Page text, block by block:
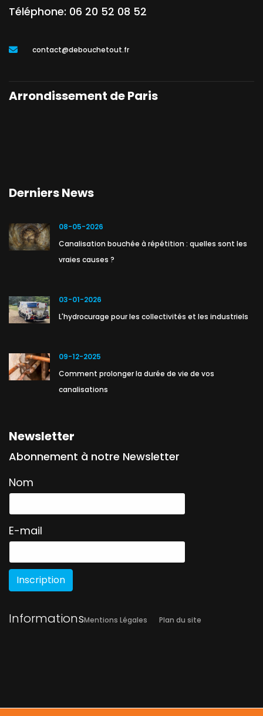
Téléphone: 06 20 52 08 52
contact@debouchetout.fr
Arrondissement de Paris
Derniers News
08-05-2026
Canalisation bouchée à répétition : quelles sont les
vraies causes ?
03-01-2026
L'hydrocurage pour les collectivités et les industriels
09-12-2025
Comment prolonger la durée de vie de vos
canalisations
Newsletter
Abonnement à notre Newsletter
Nom
E-mail
Inscription
InformationsMentions Légales Plan du site